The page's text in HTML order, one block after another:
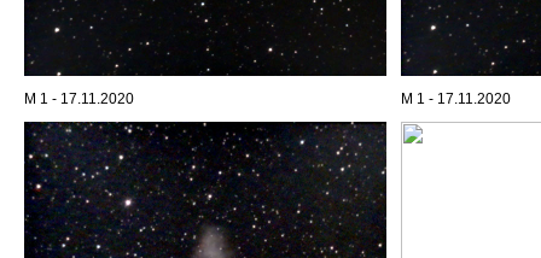
M 1 - 17.11.2020 M 1 - 17.11.2020